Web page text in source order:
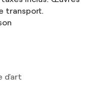
transport.
d'art